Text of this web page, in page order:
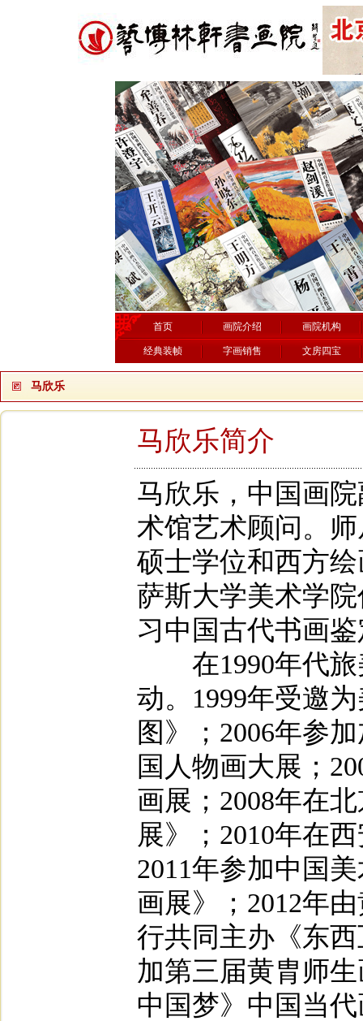
首页 画院介绍 画院机构
经典装帧 字画销售 文房四宝
马欣乐
马欣乐简介
马欣乐，中国画
术馆艺术顾问。
硕士学位和西方
萨斯大学美术学
习中国古代书画
在1990年代旅
动。1999年受邀
图》；2006年参
国人物画大展；
画展；2008年在
展》；2010年在
2011年参加中国
画展》；2012年
行共同主办《东
加第三届黄胄师
中国梦》中国当